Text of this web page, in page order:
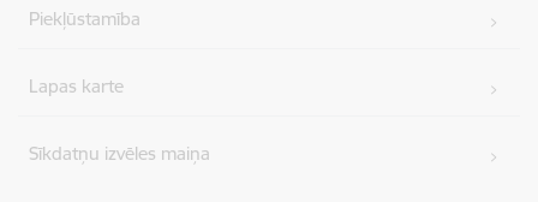
Piekļūstamība
Lapas karte
Sīkdatņu izvēles maiņa